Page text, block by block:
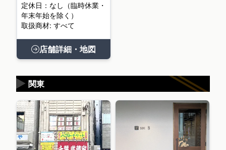
定休日：なし（臨時休業・
年末年始を除く）
取扱商材: すべて
店舗詳細・地図
関東
▶